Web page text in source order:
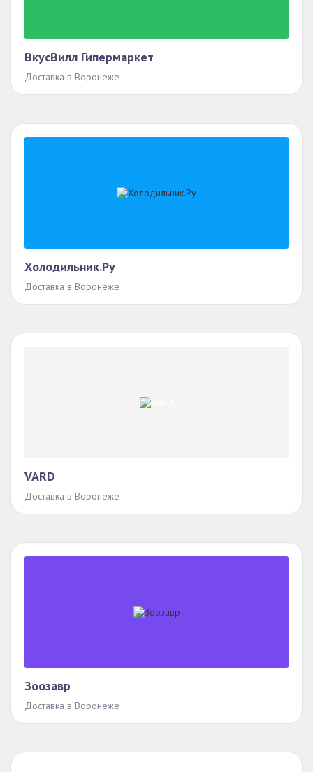
ВкусВилл Гипермаркет
Доставка в Воронеже
Холодильник.Ру
Доставка в Воронеже
VARD
Доставка в Воронеже
Зоозавр
Доставка в Воронеже